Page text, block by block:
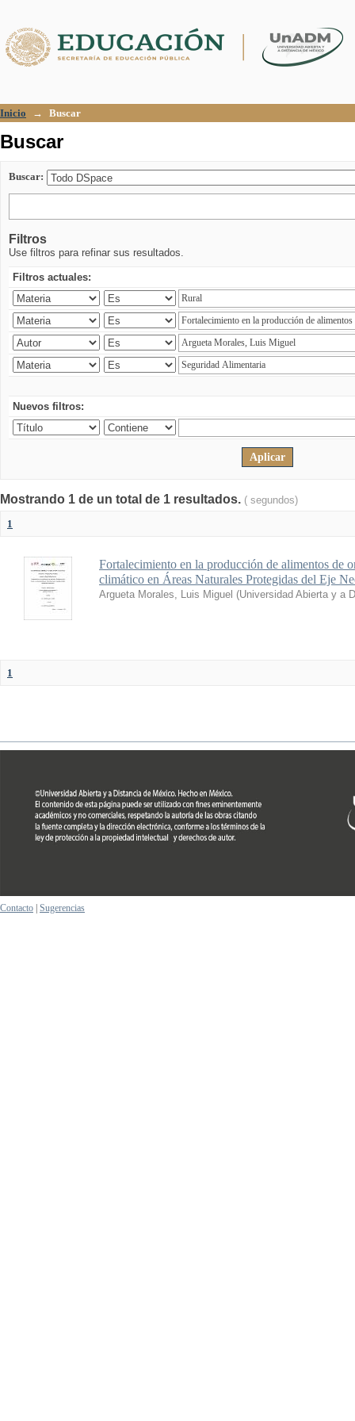
Inicio → Buscar
Buscar
Buscar:
Filtros
Use filtros para refinar sus resultados.
Filtros actuales:
Nuevos filtros:
Mostrando 1 de un total de 1 resultados. ( segundos)
1
Fortalecimiento en la producción de alimentos de
climático en Áreas Naturales Protegidas del Eje
Argueta Morales, Luis Miguel (Universidad Abierta y a
1
Contacto Sugerencias